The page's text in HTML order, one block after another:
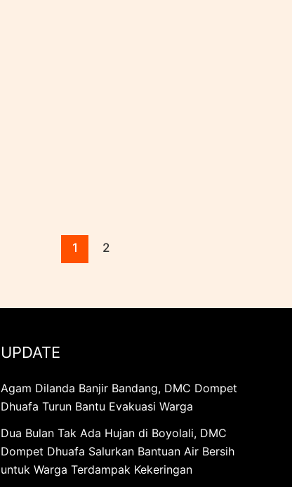
1 2
UPDATE
Agam Dilanda Banjir Bandang, DMC Dompet
Dhuafa Turun Bantu Evakuasi Warga
Dua Bulan Tak Ada Hujan di Boyolali, DMC
Dompet Dhuafa Salurkan Bantuan Air Bersih
untuk Warga Terdampak Kekeringan